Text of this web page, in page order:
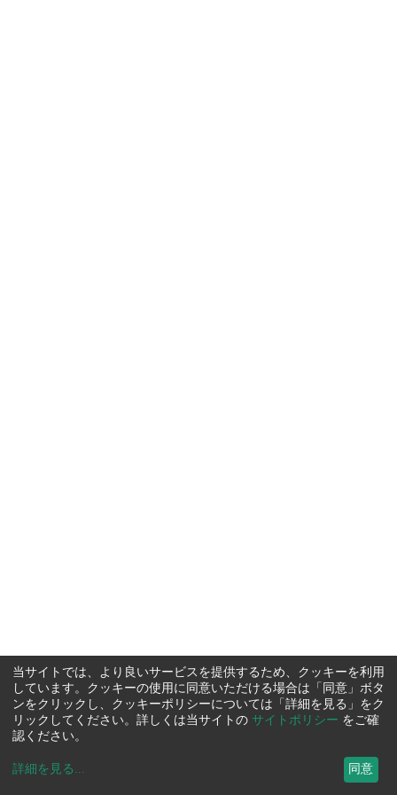
当サイトでは、より良いサービスを提供するため、クッキーを利用
しています。クッキーの使用に同意いただける場合は「同意」ボタ
ンをクリックし、クッキーポリシーについては「詳細を見る」をク
リックしてください。詳しくは当サイトの サイトポリシー をご確
認ください。
詳細を見る ... 同意